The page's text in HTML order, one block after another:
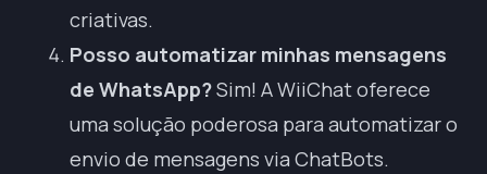
criativas.
Posso automatizar minhas mensagens
de WhatsApp?Sim! A WiiChat oferece
uma solução poderosa para automatizar o
envio de mensagens via ChatBots.